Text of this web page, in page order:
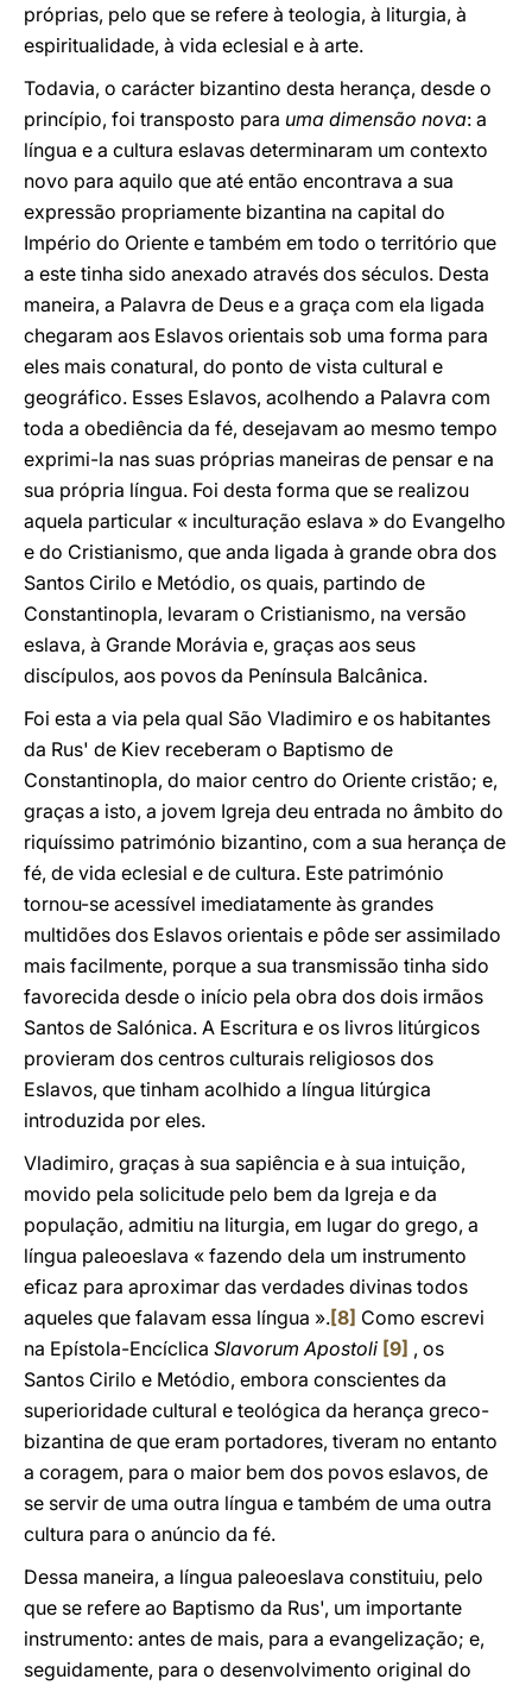
próprias, pelo que se refere à teologia, à liturgia, à
espiritualidade, à vida eclesial e à arte.
Todavia, o carácter bizantino desta herança, desde o
princípio, foi transposto para uma dimensão nova: a
língua e a cultura eslavas determinaram um contexto
novo para aquilo que até então encontrava a sua
expressão propriamente bizantina na capital do
Império do Oriente e também em todo o território que
a este tinha sido anexado através dos séculos. Desta
maneira, a Palavra de Deus e a graça com ela ligada
chegaram aos Eslavos orientais sob uma forma para
eles mais conatural, do ponto de vista cultural e
geográfico. Esses Eslavos, acolhendo a Palavra com
toda a obediência da fé, desejavam ao mesmo tempo
exprimi-la nas suas próprias maneiras de pensar e na
sua própria língua. Foi desta forma que se realizou
aquela particular « inculturação eslava » do Evangelho
e do Cristianismo, que anda ligada à grande obra dos
Santos Cirilo e Metódio, os quais, partindo de
Constantinopla, levaram o Cristianismo, na versão
eslava, à Grande Morávia e, graças aos seus
discípulos, aos povos da Península Balcânica.
Foi esta a via pela qual São Vladimiro e os habitantes
da Rus' de Kiev receberam o Baptismo de
Constantinopla, do maior centro do Oriente cristão; e,
graças a isto, a jovem Igreja deu entrada no âmbito do
riquíssimo património bizantino, com a sua herança de
fé, de vida eclesial e de cultura. Este património
tornou-se acessível imediatamente às grandes
multidões dos Eslavos orientais e pôde ser assimilado
mais facilmente, porque a sua transmissão tinha sido
favorecida desde o início pela obra dos dois irmãos
Santos de Salónica. A Escritura e os livros litúrgicos
provieram dos centros culturais religiosos dos
Eslavos, que tinham acolhido a língua litúrgica
introduzida por eles.
Vladimiro, graças à sua sapiência e à sua intuição,
movido pela solicitude pelo bem da Igreja e da
população, admitiu na liturgia, em lugar do grego, a
língua paleoeslava « fazendo dela um instrumento
eficaz para aproximar das verdades divinas todos
aqueles que falavam essa língua ».[8] Como escrevi
na Epístola-Encíclica Slavorum Apostoli [9] , os
Santos Cirilo e Metódio, embora conscientes da
superioridade cultural e teológica da herança greco-
bizantina de que eram portadores, tiveram no entanto
a coragem, para o maior bem dos povos eslavos, de
se servir de uma outra língua e também de uma outra
cultura para o anúncio da fé.
Dessa maneira, a língua paleoeslava constituiu, pelo
que se refere ao Baptismo da Rus', um importante
instrumento: antes de mais, para a evangelização; e,
seguidamente, para o desenvolvimento original do